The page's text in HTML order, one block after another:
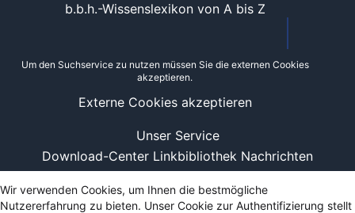
Unser Service
Download-Center Linkbibliothek Nachrichten
b.b.h.-Wissenslexikon von A bis Z
Um den Suchservice zu nutzen müssen Sie die externen Cookies
akzeptieren.
Externe Cookies akzeptieren
Wir verwenden Cookies, um Ihnen die bestmögliche
Nutzererfahrung zu bieten. Unser Cookie zur Authentifizierung stellt